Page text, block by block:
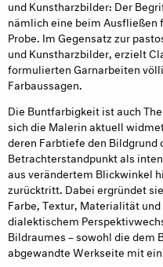
und Kunstharzbilder: Der
nämlich eine beim
Probe. Im Gegensatz zur
und Kunstharzbilder, erzielt
formulierten Garnarbeiten
Farbaussagen.
Die Buntfarbigkeit ist auch
sich die Malerin aktuell
deren Farbtiefe den Bildgrund
Betrachterstandpunkt als
aus verändertem Blickwinkel
zurücktritt. Dabei ergründet
Farbe, Textur, Materialität
dialektischem
Bildraumes – sowohl die dem
abgewandte Werkseite mit ein.